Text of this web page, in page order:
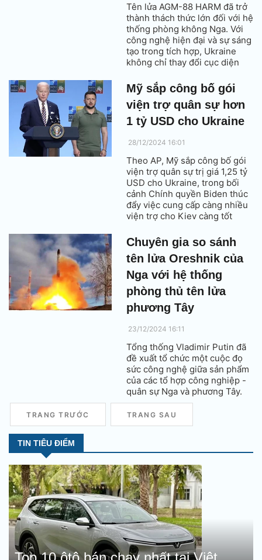
Tên lửa AGM-88 HARM đã trở
thành thách thức lớn đối với hệ
thống phòng không Nga. Với
công nghệ hiện đại và sự sáng
tạo trong tích hợp, Ukraine
không chỉ thay đổi cục diện
những bước tiến đột phá trong
chiến lược không chiến.
Mỹ sắp công bố gói
viện trợ quân sự hơn
1 tỷ USD cho Ukraine
28/12/2024 16:01
Theo AP, Mỹ sắp công bố gói
viện trợ quân sự trị giá 1,25 tỷ
USD cho Ukraine, trong bối
cảnh Chính quyền Biden thúc
đẩy việc cung cấp càng nhiều
viện trợ cho Kiev càng tốt
ngày 20/1/2025.
Chuyên gia so sánh
tên lửa Oreshnik của
Nga với hệ thống
phòng thủ tên lửa
phương Tây
23/12/2024 16:11
Tổng thống Vladimir Putin đã
đề xuất tổ chức một cuộc đọ
sức công nghệ giữa sản phẩm
của các tổ hợp công nghiệp -
quân sự Nga và phương Tây.
TRANG TRƯỚC TRANG SAU
TIN TIÊU ĐIỂM